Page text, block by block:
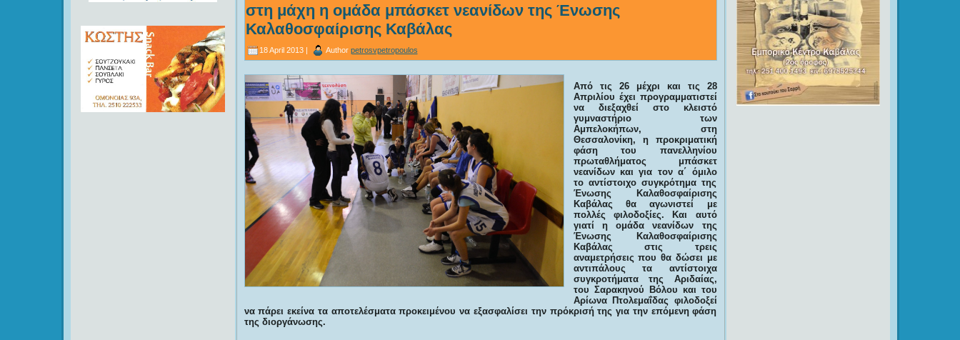
στη μάχη η ομάδα μπάσκετ νεανίδων της Ένωσης
Καλαθοσφαίρισης Καβάλας
18 April 2013 | Author petrosvpetropoulos
Από τις 26 μέχρι και τις 28
Απριλίου έχει προγραμματιστεί
να διεξαχθεί στο κλειστό
γυμναστήριο των
Αμπελοκήπων, στη
Θεσσαλονίκη, η προκριματική
φάση του πανελληνίου
πρωταθλήματος μπάσκετ
νεανίδων και για τον α΄ όμιλο
το αντίστοιχο συγκρότημα της
Ένωσης Καλαθοσφαίρισης
Καβάλας θα αγωνιστεί με
πολλές φιλοδοξίες. Και αυτό
γιατί η ομάδα νεανίδων της
Ένωσης Καλαθοσφαίρισης
Καβάλας στις τρεις
αναμετρήσεις που θα δώσει με
αντιπάλους τα αντίστοιχα
συγκροτήματα της Αριδαίας,
του Σαρακηνού Βόλου και του
Αρίωνα Πτολεμαΐδας φιλοδοξεί
να πάρει εκείνα τα αποτελέσματα προκειμένου να εξασφαλίσει την πρόκρισή της για την επόμενη φάση
της διοργάνωσης.